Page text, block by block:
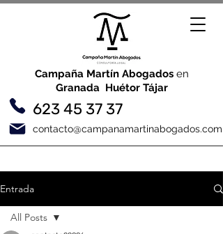
Campaña Martín Abogadosen
Granada Huétor Tájar
623 45 37 37
contacto@campanamartinabogados.com
Entrada
All Posts